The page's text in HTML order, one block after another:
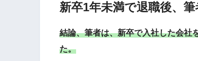
新卒1年未満で退職後、
結論、筆者は、新卒で入社した会社
た。